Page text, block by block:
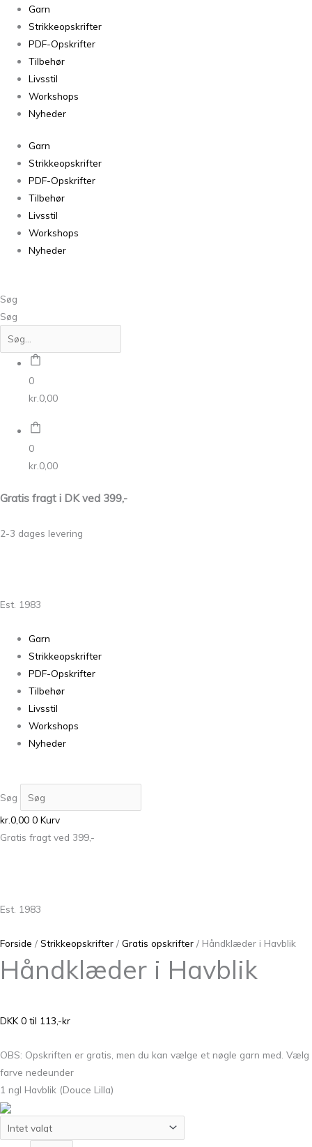
Garn
Strikkeopskrifter
PDF-Opskrifter
Tilbehør
Livsstil
Workshops
Nyheder
Garn
Strikkeopskrifter
PDF-Opskrifter
Tilbehør
Livsstil
Workshops
Nyheder
Søg
Søg
0
kr. 0,00
0
kr. 0,00
Gratis fragt i DK ved 399,-
2-3 dages levering
Est. 1983
Garn
Strikkeopskrifter
PDF-Opskrifter
Tilbehør
Livsstil
Workshops
Nyheder
Søg
kr.0,00 0 Kurv
Gratis fragt ved 399,-
Est. 1983
Forside / Strikkeopskrifter / Gratis opskrifter / Håndklæder i Havblik
Håndklæder i Havblik
DKK 0 til 113,-kr
OBS: Opskriften er gratis, men du kan vælge et nøgle garn med. Vælg
farve nedeunder
1 ngl Havblik (Douce Lilla)
Håndklæder
Havblik
antal